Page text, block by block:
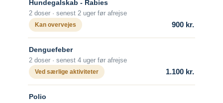
For yderligere information om
poliovaccinen, se
Polio).
for rabies.
Hvis man bliver bidt af et dyr, som kunne
søge læge med henblik på yderligere
vaccination, også selv om man er
vaccineret hjemmefra.
Hundegalskab - Rabies
2 doser · senest 2 uger før afrejse
Kan overvejes
900 kr.
Denguefeber
2 doser · senest 4 uger før afrejse
Ved særlige aktiviteter
1.100 kr.
Polio